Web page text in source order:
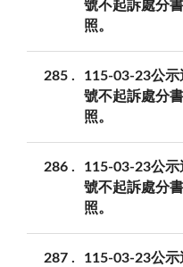
號不起訴處分
照。
285
115-03-23公
號不起訴處分
照。
286
115-03-23公
號不起訴處分
照。
287
115-03-23公